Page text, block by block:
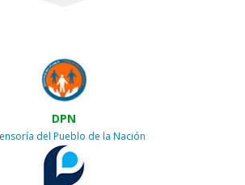
DPN
del Pueblo de la Nación